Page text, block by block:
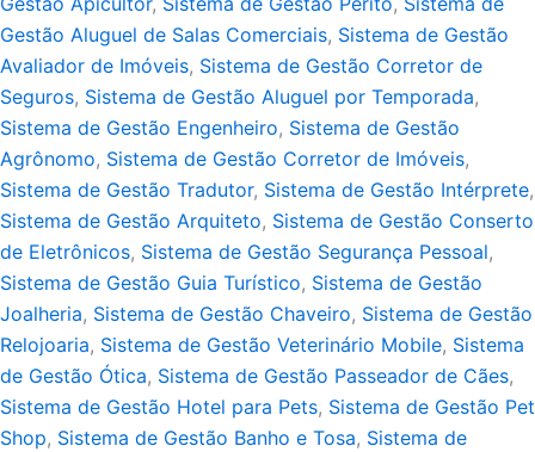
Gestão Aluguel de Salas Comerciais, Sistema de Gestão
Avaliador de Imóveis, Sistema de Gestão Corretor de
Seguros, Sistema de Gestão Aluguel por Temporada,
Sistema de Gestão Engenheiro, Sistema de Gestão
Agrônomo, Sistema de Gestão Corretor de Imóveis,
Sistema de Gestão Tradutor, Sistema de Gestão Intérprete,
Sistema de Gestão Arquiteto, Sistema de Gestão Conserto
de Eletrônicos, Sistema de Gestão Segurança Pessoal,
Sistema de Gestão Guia Turístico, Sistema de Gestão
Joalheria, Sistema de Gestão Chaveiro, Sistema de Gestão
Relojoaria, Sistema de Gestão Veterinário Mobile, Sistema
de Gestão Ótica, Sistema de Gestão Passeador de Cães,
Sistema de Gestão Hotel para Pets, Sistema de Gestão Pet
Shop, Sistema de Gestão Banho e Tosa, Sistema de